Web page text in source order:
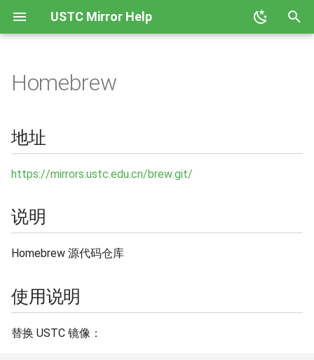
USTC Mirror Help
化
搜
引
擎
Alpine Linux
AOSC OS
Arch Linux ARM
Black Arch
CachyOS
GHCup
Hackage
Rubygems
Rust Toolchain 反向代理
Stackage
地址
说明
Linuxbrew
相关镜像
Homebrew
地址
https://mirrors.ustc.edu.cn/brew.git/
说明
Homebrew 源代码仓库
使用说明
替换 USTC 镜像：